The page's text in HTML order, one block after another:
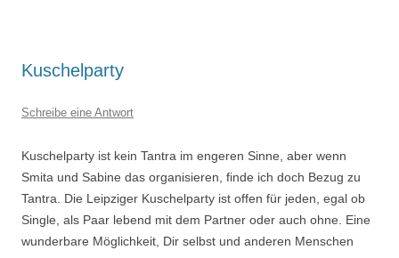
Kuschelparty
Schreibe eine Antwort
Kuschelparty ist kein Tantra im engeren Sinne, aber wenn
Smita und Sabine das organisieren, finde ich doch Bezug zu
Tantra. Die Leipziger Kuschelparty ist offen für jeden, egal ob
Single, als Paar lebend mit dem Partner oder auch ohne. Eine
wunderbare Möglichkeit, Dir selbst und anderen Menschen